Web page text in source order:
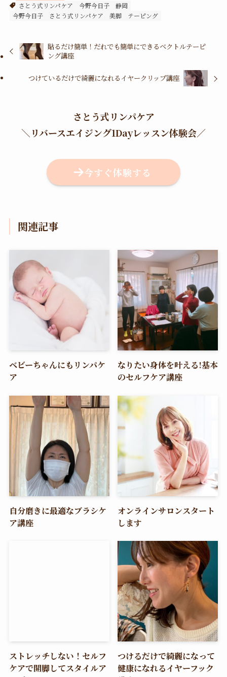
さとう式リンパケア
今野今日子
静岡
今野今日子 さとう式リンパケア
美脚 テーピング
貼るだけ簡単！だれでも簡単にできるベクトルテーピ
ング講座
つけているだけで綺麗になれるイヤークリップ講座
さとう式リンパケア
＼ リバースエイジング1Dayレッスン体験会／
今すぐ体験する
関連記事
ベビーちゃんにもリンパケ
ア
なりたい身体を叶える!基本
のセルフケア講座
自分磨きに最適なブラシケ
ア講座
オンラインサロンスタート
します
ストレッチしない！セルフ
ケアで開脚してスタイルア
つけるだけで綺麗になって
健康になれるイヤーフック